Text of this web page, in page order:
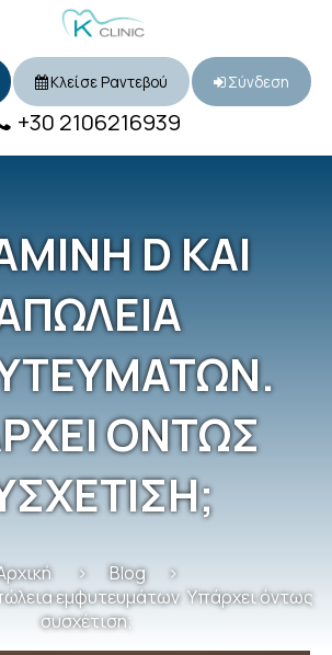
Κλείσε Ραντεβού Σύνδεση
+30 2106216939
D ΚΑΙ
ΟΝΤΩΣ
Blog
εμφυτευμάτων. Υπάρχει όντως
συσχέτιση;